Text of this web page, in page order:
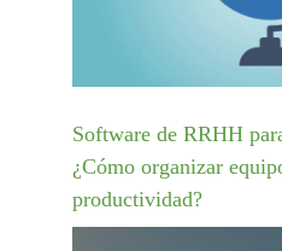
Software de RRHH
¿Cómo organizar
productividad?